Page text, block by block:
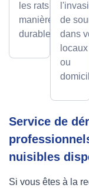
les rats de
manière sûre et
durable.
de
dans
locaux
ou
Service de
nuisibles
Si vous êtes à la